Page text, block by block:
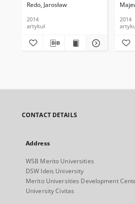
Europejskiego Funduszu
Redo, Jarosław
2014
artykuł
2014
CONTACT DETAILS
Address
WSB Merito Universities
DSW Ideis University
Merito Universities Development
University Civitas